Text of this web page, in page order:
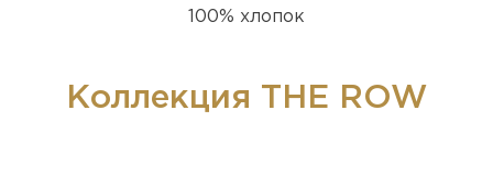
100% хлопок
Коллекция THE ROW